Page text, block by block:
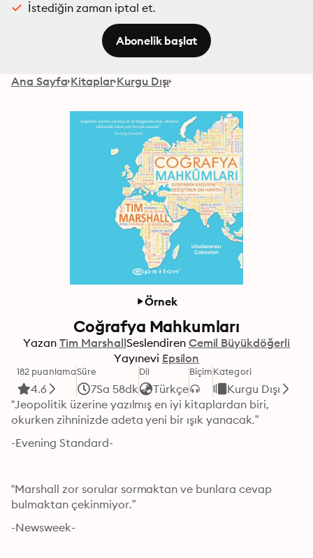
İstediğin zaman iptal et.
Abonelik başlat
Ana Sayfa Kitaplar Kurgu Dışı
Örnek
Coğrafya Mahkumları
Yazan Tim MarshallSeslendiren Cemil Büyükdöğerli
Yayınevi Epsilon
182 puanlama
4.6
Süre
7Sa 58dk
Dil
Türkçe
BiçimKategori
Kurgu Dışı
“Jeopolitik üzerine yazılmış en iyi kitaplardan biri,
okurken zihninizde adeta yeni bir ışık yanacak.”
-Evening Standard-
“Marshall zor sorular sormaktan ve bunlara cevap
bulmaktan çekinmiyor.”
-Newsweek-